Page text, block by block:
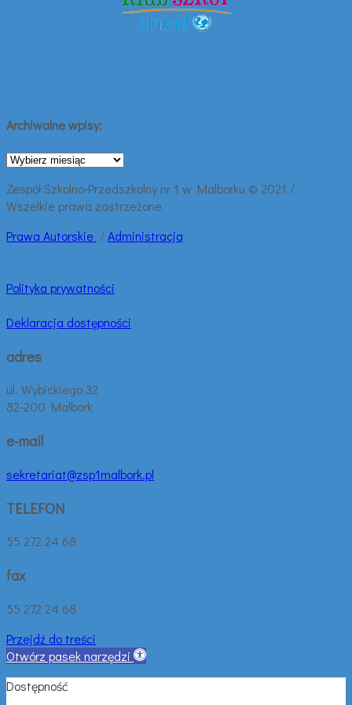
Archiwalne wpisy:
Archiwalne
Zespół Szkolno-Przedszkolny nr 1 w Malborku © 2021 /
Wszelkie prawa zastrzeżone
Prawa Autorskie /Administracja
Polityka prywatności
Deklaracja dostępności
adres
ul. Wybickiego 32
82-200 Malbork
e-mail
sekretariat@zsp1malbork.pl
TELEFON
55 272 24 68
fax
55 272 24 68
Przejdź do treści
Otwórz pasek narzędzi
Dostępność